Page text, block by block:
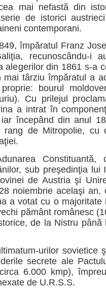
mai nefastă din
de istorici
contemporani.
împăratul Franz
recunoscându-i
alegerilor din 1861 s-a
târziu împăratul a
bourul
Cu prilejul
a intrat în
începând din anul
de Mitropolie, cu
Constituantă,
sub preşedinţia lui
de Austria şi
noiembrie acelaşi an,
a votat cu o majoritate
pământ românesc
de la Nistru până
urilor sovietice
secrete ale
6.000 kmp),
de U.R.S.S.